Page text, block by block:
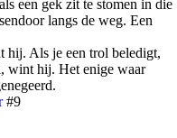
een gek zit te stomen in die
langs de weg. Een
hij. Als je een trol beledigt,
wint hij. Het enige waar
#9